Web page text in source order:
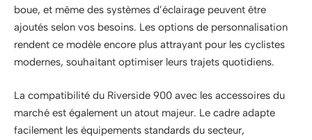
boue, et même des systèmes d’éclairage peuvent être
ajoutés selon vos besoins. Les options de personnalisation
rendent ce modèle encore plus attrayant pour les cyclistes
modernes, souhaitant optimiser leurs trajets quotidiens.
La compatibilité du Riverside 900 avec les accessoires du
marché est également un atout majeur. Le cadre adapte
facilement les équipements standards du secteur,